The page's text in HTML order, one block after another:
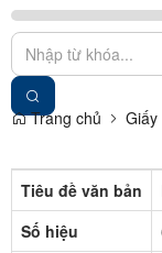
Trang chủ Giấy
Tiêu đề văn bản
Số hiệu